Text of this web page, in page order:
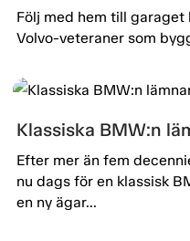
Följ med hem till garaget
Volvo-veteraner som
Klassiska BMW:n
Efter mer än fem
nu dags för en klassisk
en ny ägar...